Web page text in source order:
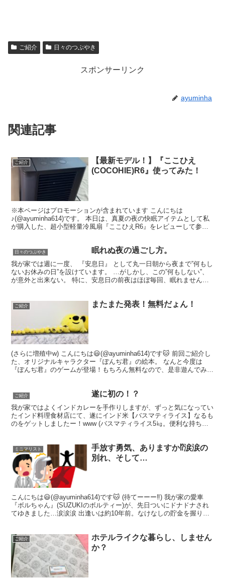
ご紹介 日々のつぶやき
スポンサーリンク
ayuminha
関連記事
ご紹介
【最新モデル！】『ここひえ
(COCOHIE)R6』使ってみた！
※本ページはプロモーションが含まれています こんにちは
♪(@ayuminha614)です。 本日は、真夏の夜の快眠アイテムとして私
が購入した、超小型軽量冷風扇『ここひえR6』をレビューして参り
日々のつぶやき 眠れぬ夜の過ごし方。
我が家では週に一度、 『安息日』 として丸一日朝から夜まで”何もし
ないお休みの日”を設けています。 …がしかし、この”何もしない”、
が意外と出来ない。 特に、安息日の前夜はほぼ毎回、眠れません
ご紹介 またまた発表！無料だょん！
(さらに増殖中w) こんにちは😃(@ayuminha614)です🐱 前回ご紹介し
た、オリジナルキャラクター『ぽんぢ君』の絵本。 なんと今度は
『ぽんぢ君』のゲームが登場！もちろん無料なので、是非遊んでみて
ご紹介 遂に初の！？
我が家ではよくインドカレーを手作りしますが、ずっと気になってい
たインド料理食材店にて、遂にインド米【バスマティライス】なるも
のをゲットしましたー！www (バスマティライス5㎏。便利な持ち手
ミニマリスト
手放す勇気、ありますか⁉︎涙涙の
別れ、そして…
こんにちは😃(@ayuminha614)です🐱 (待てーーー‼︎) 我が家の愛車
『ボルちゃん』(SUZUKIのボルティー)が、先日ついにドナドナされ
てゆきました…涙涙涙 出逢いは約10年前。なけなしの貯金を握りし
ご紹介
ホテルライクな暮らし、しません
か？